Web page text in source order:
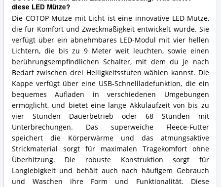
diese LED Mütze?
Die COTOP Mütze mit Licht ist eine innovative LED-Mütze,
die für Komfort und Zweckmäßigkeit entwickelt wurde. Sie
verfügt über ein abnehmbares LED-Modul mit vier hellen
Lichtern, die bis zu 9 Meter weit leuchten, sowie einen
berührungsempfindlichen Schalter, mit dem du je nach
Bedarf zwischen drei Helligkeitsstufen wählen kannst. Die
Kappe verfügt über eine USB-Schnellladefunktion, die ein
bequemes Aufladen in verschiedenen Umgebungen
ermöglicht, und bietet eine lange Akkulaufzeit von bis zu
vier Stunden Dauerbetrieb oder 68 Stunden mit
Unterbrechungen. Das superweiche Fleece-Futter
speichert die Körperwärme und das atmungsaktive
Strickmaterial sorgt für maximalen Tragekomfort ohne
Überhitzung. Die robuste Konstruktion sorgt für
Langlebigkeit und behält auch nach häufigem Gebrauch
und Waschen ihre Form und Funktionalität. Diese